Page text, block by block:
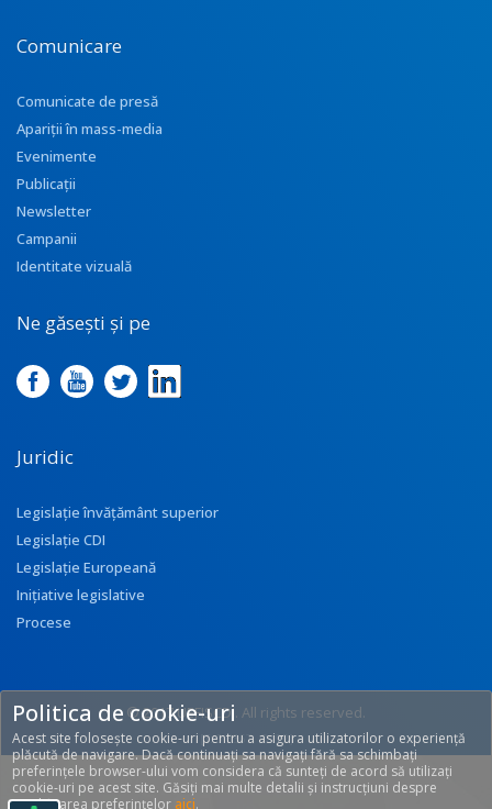
Comunicare
Comunicate de presă
Apariţii în mass-media
Evenimente
Publicații
Newsletter
Campanii
Identitate vizuală
Ne găsești și pe
Juridic
Legislație învățământ superior
Legislație CDI
Legislație Europeană
Inițiative legislative
Procese
© 2017 UEFISCDI. All rights reserved.
[T: 0.3367, O: 92]
Politica de cookie-uri
Acest site folosește cookie-uri pentru a asigura utilizatorilor o experiență
plăcută de navigare. Dacă continuați sa navigați fără sa schimbați
preferințele browser-ului vom considera că sunteți de acord să utilizați
cookie-uri pe acest site. Găsiți mai multe detalii și instrucțiuni despre
modificarea preferințelor aici.